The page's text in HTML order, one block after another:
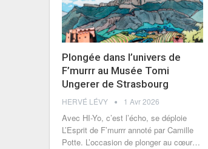
Plongée dans l’univers de
F’murrr au Musée Tomi
Ungerer de Strasbourg
HERVÉ LÉVY 1 Avr 2026
Avec HI-Yo, c’est l’écho, se déploie
L’Esprit de F’murrr annoté par Camille
Potte. L’occasion de plonger au cœur…